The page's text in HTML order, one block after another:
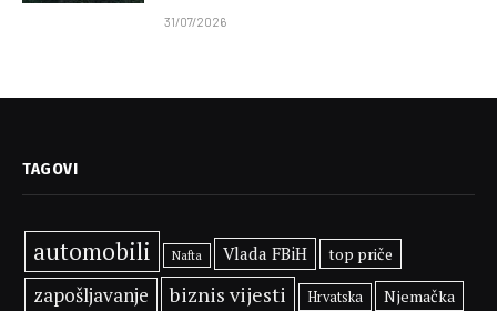
31/07/2026
TAGOVI
automobili Nafta Vlada FBiH top priče
zapošljavanje biznis vijesti Hrvatska Njemačka